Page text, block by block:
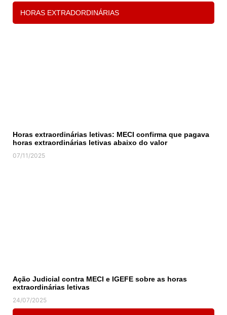
HORAS EXTRADORDINÁRIAS
Horas extraordinárias letivas: MECI confirma que pagava
horas extraordinárias letivas abaixo do valor
07/11/2025
Ação Judicial contra MECI e IGEFE sobre as horas
extraordinárias letivas
24/07/2025